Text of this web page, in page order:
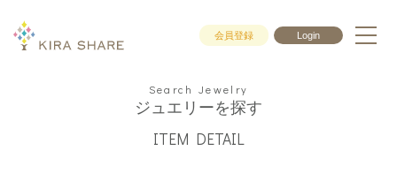
会員登録 Login
Search Jewelry
ジュエリーを探す
ITEM DETAIL